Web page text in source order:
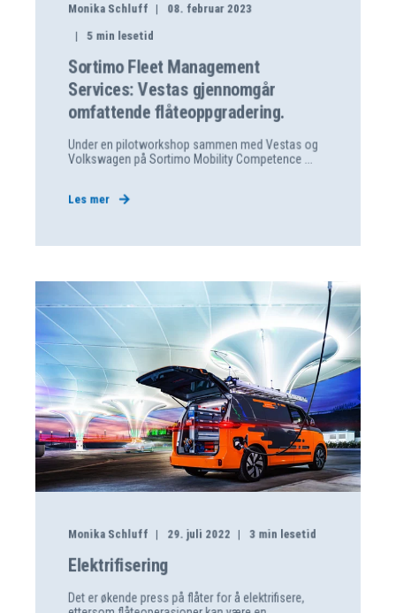
Monika Schluff
08. februar 2023
5 min lesetid
Sortimo Fleet Management
Services: Vestas gjennomgår
omfattende flåteoppgradering.
Under en pilotworkshop sammen med Vestas og
Volkswagen på Sortimo Mobility Competence ...
Les mer
Monika Schluff 29. juli 2022 3 min lesetid
Elektrifisering
Det er økende press på flåter for å elektrifisere,